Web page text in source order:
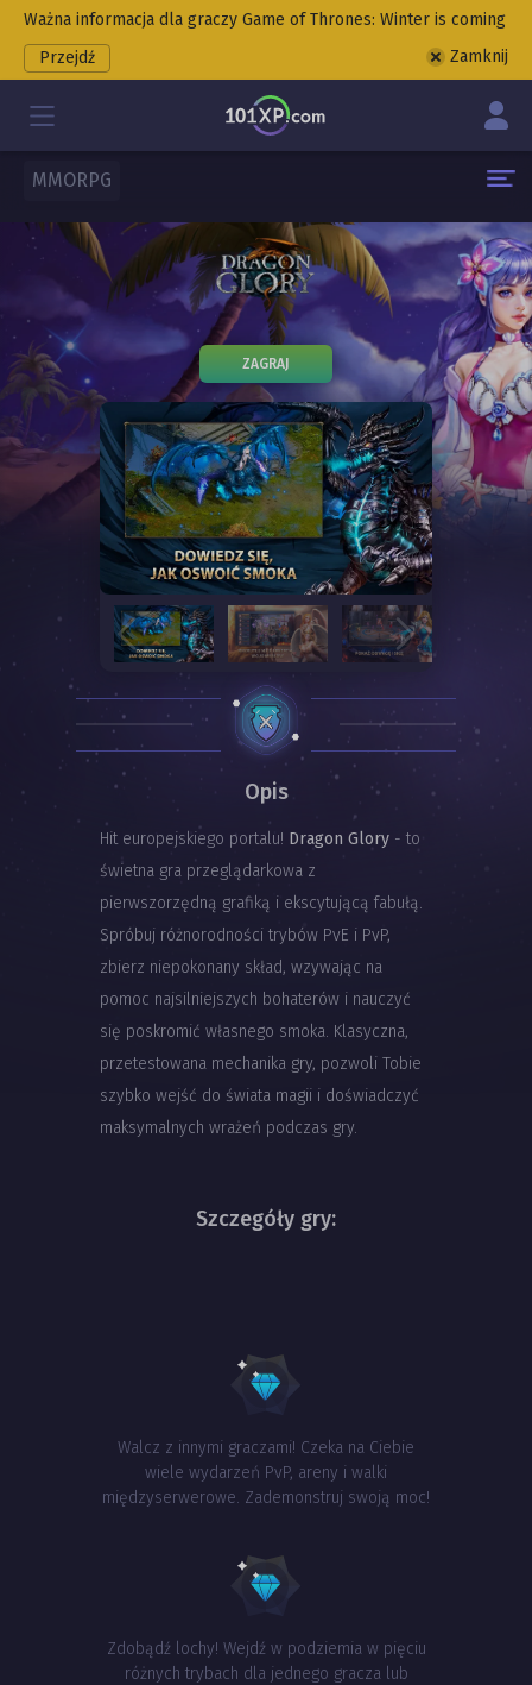
Ważna informacja dla graczy Game of Thrones: Winter is coming
Przejdź
Zamknij
MMORPG
ZAGRAJ
Opis
Hit europejskiego portalu! Dragon Glory - to
świetna gra przeglądarkowa z
pierwszorzędną grafiką i ekscytującą fabułą.
Spróbuj różnorodności trybów PvE i PvP,
zbierz niepokonany skład, wzywając na
pomoc najsilniejszych bohaterów i nauczyć
się poskromić własnego smoka. Klasyczna,
przetestowana mechanika gry, pozwoli Tobie
szybko wejść do świata magii i doświadczyć
maksymalnych wrażeń podczas gry.
Szczegóły gry:
Walcz z innymi graczami! Czeka na Ciebie
wiele wydarzeń PvP, areny i walki
międzyserwerowe. Zademonstruj swoją moc!
Zdobądź lochy! Wejdź w podziemia w pięciu
różnych trybach dla jednego gracza lub